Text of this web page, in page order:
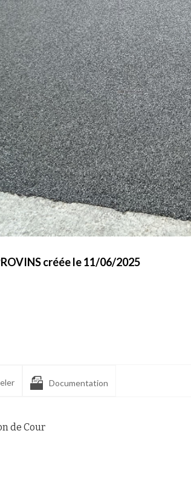
créée le 11/06/2025
Documentation
de Cour